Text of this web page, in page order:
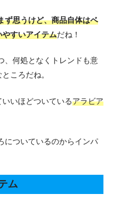
ず思うけど、商品自体はベ
すいアイテムだね！
、何処となくトレンドも意
ころだね。
いほどついているアラビア
についているのからインパ
ム